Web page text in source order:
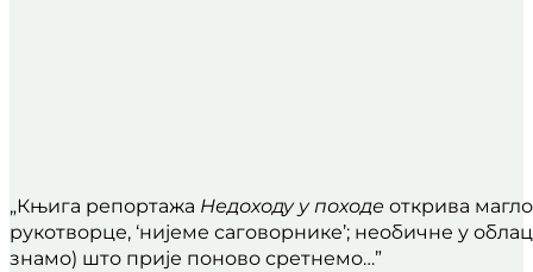
„Књига репортажа Недоходу у походе открива
рукотворце, ‘нијеме саговорнике’; необичне у
знамо) што прије поново сретнемо…”